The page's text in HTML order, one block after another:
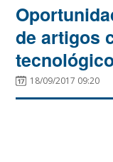
de artigos
18/09/2017 09:20